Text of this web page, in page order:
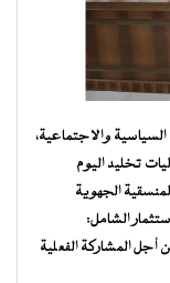
والاجتماعية،
تخليد اليوم
الجهوية
الشامل:
أجل المشاركة الفعلية